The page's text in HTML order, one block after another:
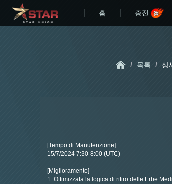
홈 충전
/ 목록 / 상
[Tempo di Manutenzione]
15/7/2024 7:30-8:00 (UTC)
[Miglioramento]
1. Ottimizzata la logica di ritiro delle Erbe